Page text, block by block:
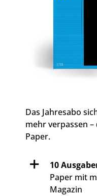
Das Jahresabo
mehr verpassen –
Paper.
10
Paper mit
Magazin